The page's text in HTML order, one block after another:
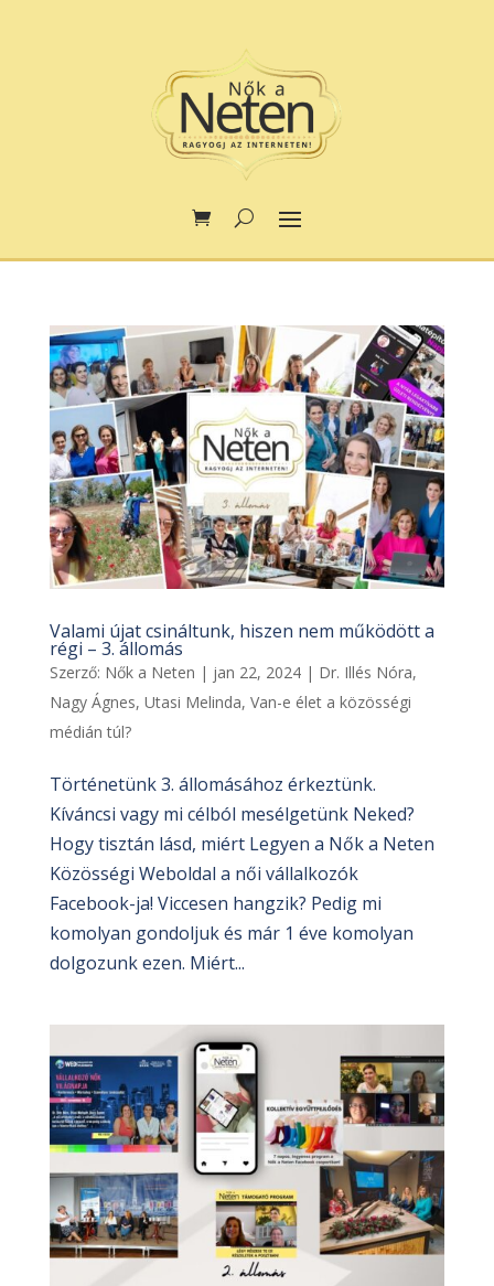
Valami újat csináltunk, hiszen nem működött a
régi – 3. állomás
Szerző: Nők a Neten | jan 22, 2024| Dr. Illés Nóra,
Nagy Ágnes, Utasi Melinda, Van-e élet a közösségi
médián túl?
Történetünk 3. állomásához érkeztünk.
Kíváncsi vagy mi célból mesélgetünk Neked?
Hogy tisztán lásd, miért Legyen a Nők a Neten
Közösségi Weboldal a női vállalkozók
Facebook-ja! Viccesen hangzik? Pedig mi
komolyan gondoljuk és már 1 éve komolyan
dolgozunk ezen. Miért...